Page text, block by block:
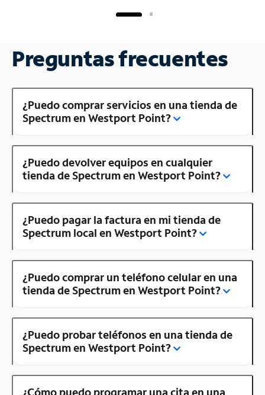
Preguntas frecuentes
¿Puedo comprar servicios en una tienda de
Spectrum en Westport Point?
¿Puedo devolver equipos en cualquier
tienda de Spectrum en Westport Point?
¿Puedo pagar la factura en mi tienda de
Spectrum local en Westport Point?
¿Puedo comprar un teléfono celular en una
tienda de Spectrum en Westport Point?
¿Puedo probar teléfonos en una tienda de
Spectrum en Westport Point?
¿Cómo puedo programar una cita en una